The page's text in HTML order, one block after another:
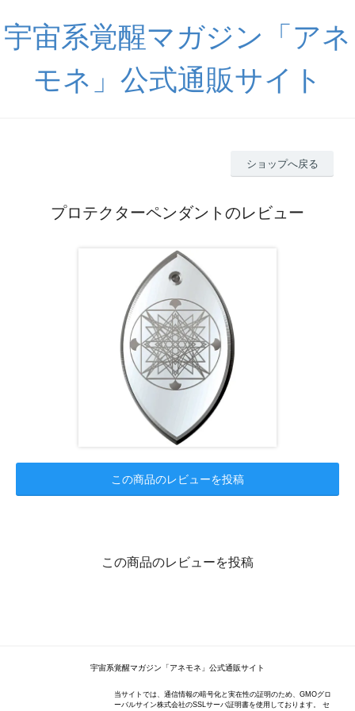
宇宙系覚醒マガジン「アネ
モネ」公式通販サイト
ショップへ戻る
プロテクターペンダントのレビュー
この商品のレビューを投稿
この商品のレビューを投稿
宇宙系覚醒マガジン「アネモネ」公式通販サイト
当サイトでは、通信情報の暗号化と実在性の証明のため、GMOグロ
ーバルサイン株式会社のSSLサーバ証明書を使用しております。 セ